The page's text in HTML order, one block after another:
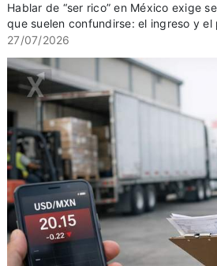
Hablar de “ser rico” en México exige
que suelen confundirse: el ingreso y el
27/07/2026